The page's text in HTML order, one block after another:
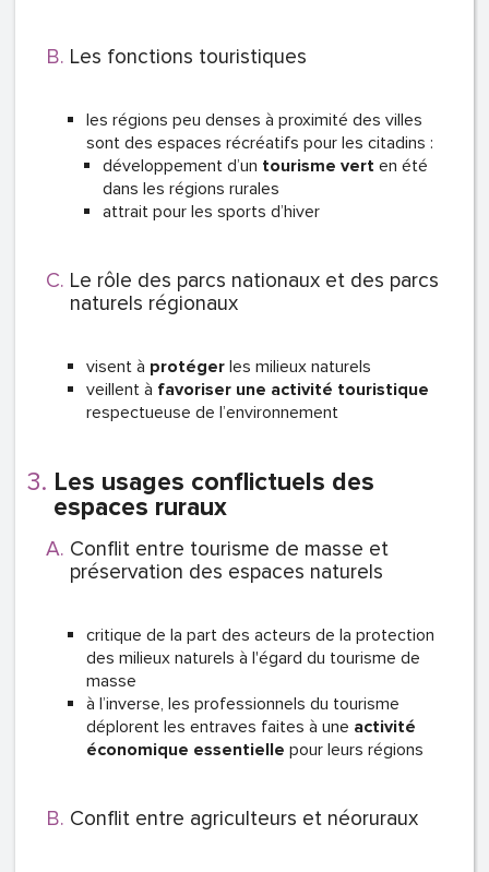
Les fonctions touristiques
les régions peu denses à proximité des villes
sont des espaces récréatifs pour les citadins :
développement d’un tourisme vert en été
dans les régions rurales
attrait pour les sports d’hiver
Le rôle des parcs nationaux et des parcs
naturels régionaux
visent à protéger les milieux naturels
veillent à favoriser une activité touristique
respectueuse de l’environnement
Les usages conflictuels des
espaces ruraux
Conflit entre tourisme de masse et
préservation des espaces naturels
critique de la part des acteurs de la protection
des milieux naturels à l'égard du tourisme de
masse
à l’inverse, les professionnels du tourisme
déplorent les entraves faites à une activité
économique essentielle pour leurs régions
Conflit entre agriculteurs et néoruraux